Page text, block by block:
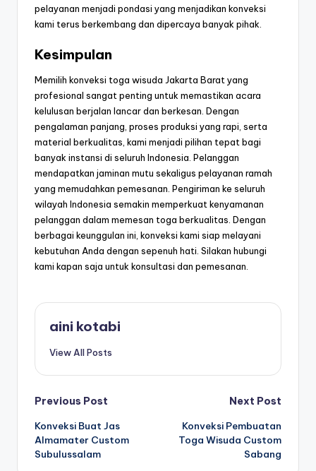
pelayanan menjadi pondasi yang menjadikan konveksi
kami terus berkembang dan dipercaya banyak pihak.
Kesimpulan
Memilih konveksi toga wisuda Jakarta Barat yang
profesional sangat penting untuk memastikan acara
kelulusan berjalan lancar dan berkesan. Dengan
pengalaman panjang, proses produksi yang rapi, serta
material berkualitas, kami menjadi pilihan tepat bagi
banyak instansi di seluruh Indonesia. Pelanggan
mendapatkan jaminan mutu sekaligus pelayanan ramah
yang memudahkan pemesanan. Pengiriman ke seluruh
wilayah Indonesia semakin memperkuat kenyamanan
pelanggan dalam memesan toga berkualitas. Dengan
berbagai keunggulan ini, konveksi kami siap melayani
kebutuhan Anda dengan sepenuh hati. Silakan hubungi
kami kapan saja untuk konsultasi dan pemesanan.
aini kotabi
View All Posts
Post
navigation
Previous Post
Konveksi Buat Jas
Almamater Custom
Subulussalam
Next Post
Konveksi Pembuatan
Toga Wisuda Custom
Sabang